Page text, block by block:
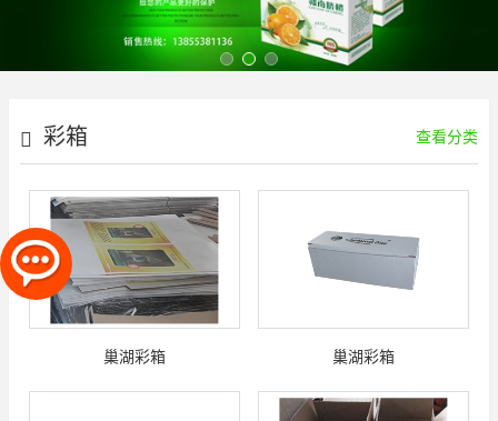
彩箱 查看分类
巢湖彩箱 巢湖彩箱